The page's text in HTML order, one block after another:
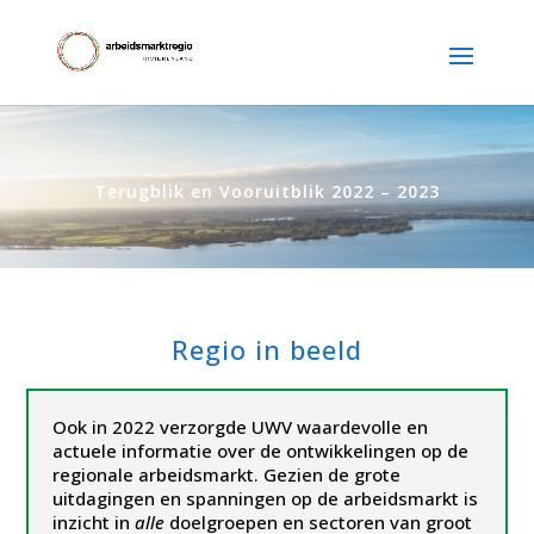
Terugblik en Vooruitblik 2022 – 2023
Regio in beeld
Ook in 2022 verzorgde UWV waardevolle en
actuele informatie over de ontwikkelingen op de
regionale arbeidsmarkt. Gezien de grote
uitdagingen en spanningen op de arbeidsmarkt is
inzicht inalle doelgroepen en sectoren van groot